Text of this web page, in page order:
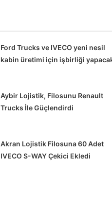
Ford Trucks ve IVECO yeni nesil
kabin üretimi için işbirliği
Aybir Lojistik, Filosunu Renault
Trucks İle Güçlendirdi
Akran Lojistik Filosuna 60 Adet
IVECO S-WAY Çekici Ekledi